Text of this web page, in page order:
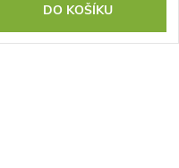
DO KOŠÍKU